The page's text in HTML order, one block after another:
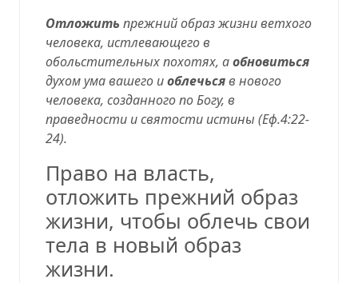
Отложить прежний образ жизни ветхого
человека, истлевающего в
обольстительных похотях, аобновиться
духом ума вашего иоблечьсяв нового
человека, созданного по Богу, в
праведности и святости истины (Еф.4:22-
24).
Право на власть,
отложить прежний образ
жизни, чтобы облечь свои
тела в новый образ
жизни.